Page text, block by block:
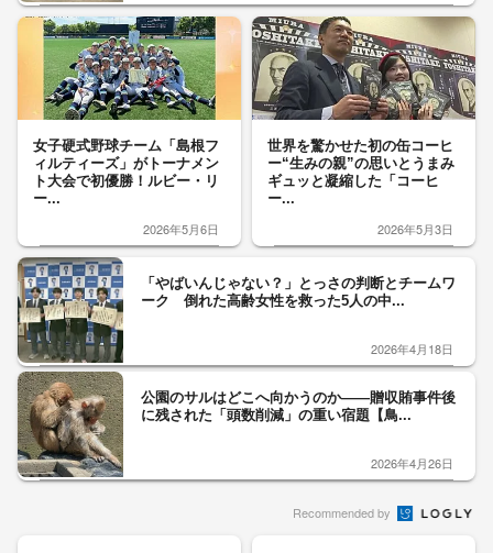
女子硬式野球チーム「島根フ
ィルティーズ」がトーナメン
ト大会で初優勝！ルビー・リ
ー...
2026年5月6日
世界を驚かせた初の缶コーヒ
ー“生みの親”の思いとうまみ
ギュッと凝縮した「コーヒ
ー...
2026年5月3日
「やばいんじゃない？」とっさの判断とチームワ
ーク 倒れた高齢女性を救った5人の中...
2026年4月18日
公園のサルはどこへ向かうのか――贈収賄事件後
に残された「頭数削減」の重い宿題【鳥...
2026年4月26日
Recommended by